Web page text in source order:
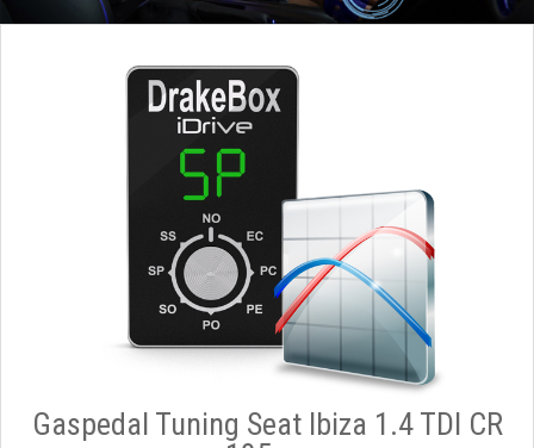
Gaspedal Tuning Seat Ibiza 1.4 TDI CR